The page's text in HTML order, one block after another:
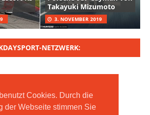
Cookies. Durch die
der Webseite stimmen Sie
Takayuki Mizumoto
3. NOVEMBER 2019
NETZWERK: